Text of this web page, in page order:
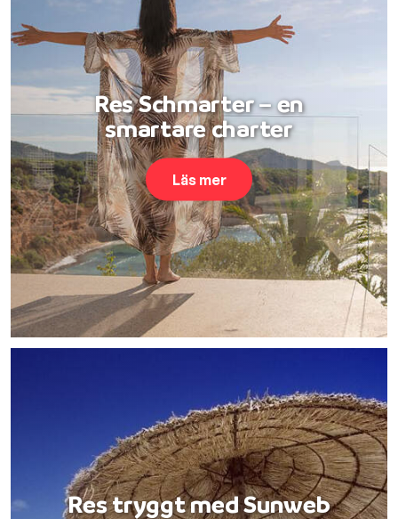
Res Schmarter – en
smartare charter
Läs mer
Res tryggt med Sunweb